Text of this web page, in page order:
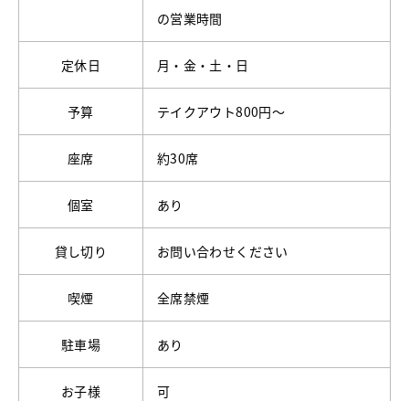
の営業時間
定休日 月・金・土・日
予算 テイクアウト800円～
座席 約30席
個室 あり
貸し切り お問い合わせください
喫煙 全席禁煙
駐車場 あり
お子様 可